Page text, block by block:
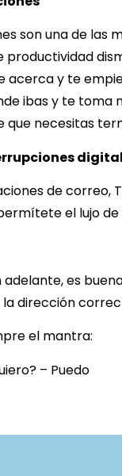
son una de las
productividad
acerca y te
ibas y te toma
necesitas
de correo,
el lujo de
adelante, es
dirección
el mantra:
– Puedo